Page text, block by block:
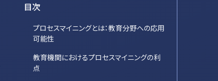
目次
プロセスマイニングとは：教育分野への応用
可能性
教育機関におけるプロセスマイニングの利
点